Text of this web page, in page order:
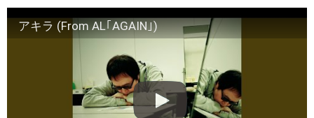
アキラ (From AL｢AGAIN｣)